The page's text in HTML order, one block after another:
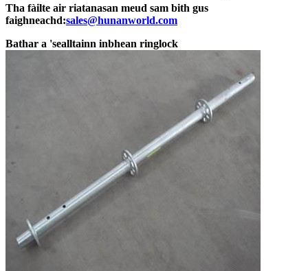
Tha fàilte air riatanasan meud sam bith gus
faighneachd:sales@hunanworld.com
Bathar a 'sealltainn inbhean ringlock